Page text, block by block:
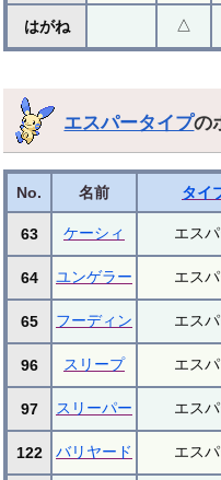
はがね △
エスパータイプの
No. 名前 タイ
63 ケーシィ エス
64 ユンゲラー エス
65 フーディン エス
96 スリープ エス
97 スリーパー エス
122 バリヤード エス